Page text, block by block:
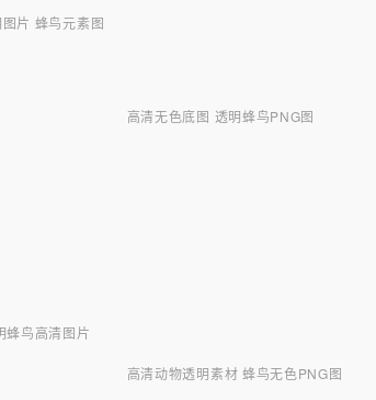
片 蜂鸟元素图
蜂鸟高清图片
高清无色底图 透明蜂鸟PNG图
高清动物透明素材 蜂鸟无色PNG图